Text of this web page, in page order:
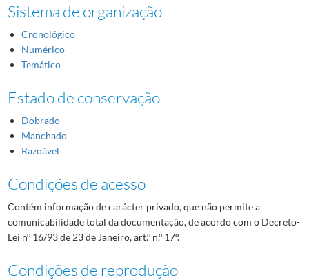
Sistema de organização
Cronológico
Numérico
Temático
Estado de conservação
Dobrado
Manchado
Razoável
Condições de acesso
Contém informação de carácter privado, que não permite a
comunicabilidade total da documentação, de acordo com o Decreto-
Lei nº 16/93 de 23 de Janeiro, art.º n.º 17º.
Condições de reprodução